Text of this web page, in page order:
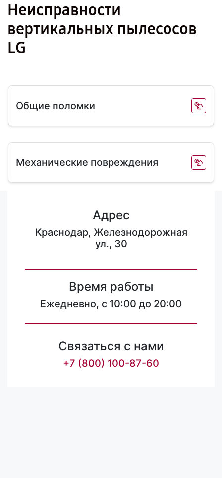
Неисправности
вертикальных пылесосов
LG
Общие поломки
Механические повреждения
Адрес
Краснодар, Железнодорожная
ул., 30
Время работы
Ежедневно, с 10:00 до 20:00
Связаться с нами
+7 (800) 100-87-60